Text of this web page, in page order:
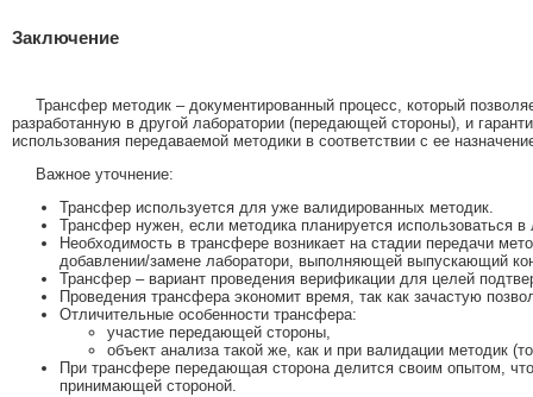
Заключение
Трансфер методик – документированный процесс, который
разработанную в другой лаборатории (передающей стороны), и
использования передаваемой методики в соответствии с ее
Важное уточнение:
Трансфер используется для уже валидированных методик.
Трансфер нужен, если методика планируется использоваться
Необходимость в трансфере возникает на стадии передачи
добавлении/замене лаборатори, выполняющей выпускающий
Трансфер – вариант проведения верификации для целей
Проведения трансфера экономит время, так как зачастую
Отличительные особенности трансфера:
участие передающей стороны,
объект анализа такой же, как и при валидации методик
При трансфере передающая сторона делится своим опытом,
принимающей стороной.